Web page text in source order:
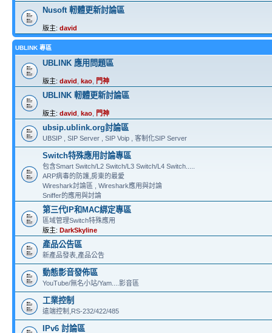
Nusoft 軔體更新討論區
版主: david
UBLINK 專區
UBLINK 應用問題區
版主: david kao 門神
UBLINK 軔體更新討論區
版主: david kao 門神
ubsip.ublink.org討論區
UBSIP , SIP Server , SIP Voip , 客制化SIP Server
Switch特殊應用討論專區
包含Smart Switch/L2 Switch/L3 Switch/L4 Switch.....
ARP病毒的防護,房東的最愛
Wireshark討論區 , Wireshark應用與討論
Sniffer的應用與討論
第三代IP和MAC綁定專區
區域管理Switch特殊應用
版主: DarkSkyline
產品公告區
新產品發表,產品公告
動態影音發佈區
YouTube/無名小站/Yam....影音區
工業控制
遠端控制,RS-232/422/485
IPv6 討論區